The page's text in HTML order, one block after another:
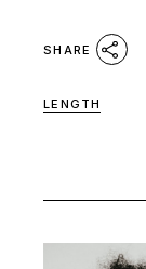
SHARE
LENGTH